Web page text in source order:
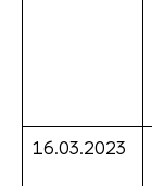
16.03.2023